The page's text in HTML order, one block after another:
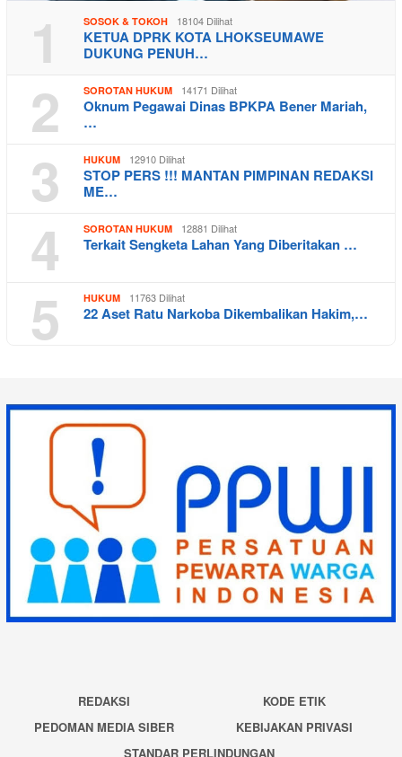
1 SOSOK & TOKOH 18104 Dilihat
KETUA DPRK KOTA LHOKSEUMAWE
DUKUNG PENUH…
2 SOROTAN HUKUM 14171 Dilihat
Oknum Pegawai Dinas BPKPA Bener Mariah,
…
3 HUKUM 12910 Dilihat
STOP PERS !!! MANTAN PIMPINAN REDAKSI
ME…
4 SOROTAN HUKUM 12881 Dilihat
Terkait Sengketa Lahan Yang Diberitakan …
5 HUKUM 11763 Dilihat
22 Aset Ratu Narkoba Dikembalikan Hakim,…
REDAKSI
KODE ETIK
PEDOMAN MEDIA SIBER
KEBIJAKAN PRIVASI
STANDAR PERLINDUNGAN